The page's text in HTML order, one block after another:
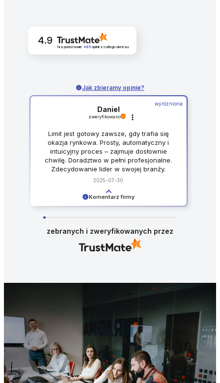
4.9
Na podstawie 485 opinii z całego okresu
Jak zbieramy opinie?
Komentarz firmy
automatyczny, szybki proces, jak i profesjonalne
doradztwo naszego zespołu. Staramy się łączyć
najlepszą technologię z ludzkim podejściem, a
wyróżniona
Daniel
zweryfikowano
Limit jest gotowy zawsze, gdy trafia się
okazja rynkowa. Prosty, automatyczny i
intuicyjny proces – zajmuje dosłownie
chwilę. Doradztwo w pełni profesjonalne.
Zdecydowanie lider w swojej branży.
Polecam.
2025-07-30
zebranych i zweryfikowanych przez
Pieniądze, które napędzają
polski biznes
Tworzymy finansowanie dla firm w oparciu o to, czego
przedsiębiorcy faktycznie potrzebują – nie o własne
założenia i wyobrażenia. Wszystko dzieje się online i
szybko. Gdy potrzebujesz rozmowy – jesteśmy tu.